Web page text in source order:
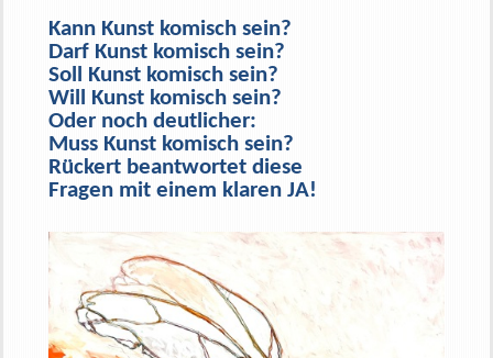
Kann Kunst komisch sein?
Darf Kunst komisch sein?
Soll Kunst komisch sein?
Will Kunst komisch sein?
Oder noch deutlicher:
Muss Kunst komisch sein?
Rückert beantwortet diese
Fragen mit einem klaren JA!